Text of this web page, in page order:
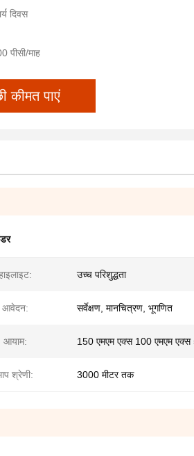
दिवस
पीसी/माह
कीमत पाएं
उच्च परिशुद्धता
आवेदन: सर्वेक्षण, मानचित्रण, भूगणित
आयाम: 150 एमएम एक्स 100 एमएम एक्स
श्रेणी: 3000 मीटर तक